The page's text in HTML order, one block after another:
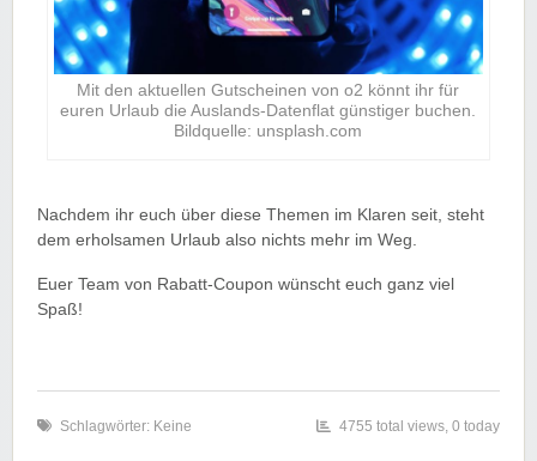
Mit den aktuellen Gutscheinen von o2 könnt ihr für
euren Urlaub die Auslands-Datenflat günstiger buchen.
Bildquelle: unsplash.com
Nachdem ihr euch über diese Themen im Klaren seit, steht
dem erholsamen Urlaub also nichts mehr im Weg.
Euer Team von Rabatt-Coupon wünscht euch ganz viel
Spaß!
Schlagwörter: Keine 4755 total views, 0 today